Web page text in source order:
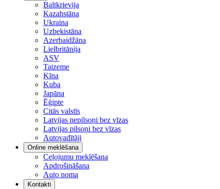
Baltkrievija
Kazahstāna
Ukraina
Uzbekistāna
Azerbaidžāna
Lielbritānija
ASV
Taizeme
Ķīna
Kuba
Japāna
Ēģipte
Citās valstīs
Latvijas nepilsoņi bez vīzas
Latvijas pilsoņi bez vīzas
Autovadītāji
Online meklēšana
Ceļojumu meklēšana
Apdrošināšana
Auto noma
Kontakti